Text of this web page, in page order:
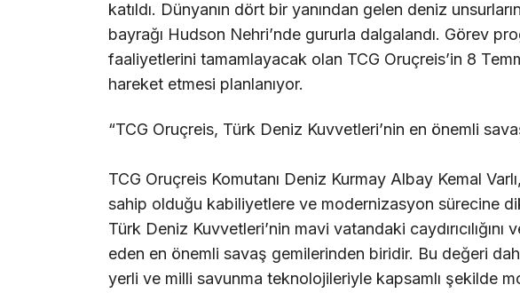
katıldı. Dünyanın dört bir yanından gelen deniz
bayrağı Hudson Nehri’nde gururla dalgalandı. Görev
faaliyetlerini tamamlayacak olan TCG Oruçreis’in 8
hareket etmesi planlanıyor.
“TCG Oruçreis, Türk Deniz Kuvvetleri’nin en önemli
TCG Oruçreis Komutanı Deniz Kurmay Albay Kemal
sahip olduğu kabiliyetlere ve modernizasyon sürecine
Türk Deniz Kuvvetleri’nin mavi vatandaki
eden en önemli savaş gemilerinden biridir. Bu değeri
yerli ve milli savunma teknolojileriyle kapsamlı şekilde